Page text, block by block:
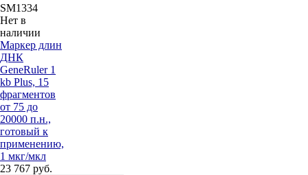
SM1334
Нет в
наличии
Маркер длин
ДНК
GeneRuler 1
kb Plus, 15
фрагментов
от 75 до
20000 п.н.,
готовый к
применению,
1 мкг/мкл
23 767 руб.